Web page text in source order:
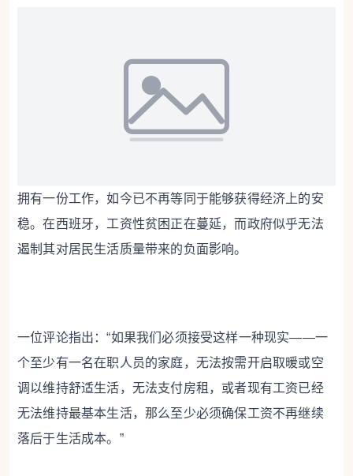
拥有一份工作，如今已不再等同于能够获得经济上的安
稳。在西班牙，工资性贫困正在蔓延，而政府似乎无法
遏制其对居民生活质量带来的负面影响。
一位评论指出：“如果我们必须接受这样一种现实——一
个至少有一名在职人员的家庭，无法按需开启取暖或空
调以维持舒适生活，无法支付房租，或者现有工资已经
无法维持最基本生活，那么至少必须确保工资不再继续
落后于生活成本。”